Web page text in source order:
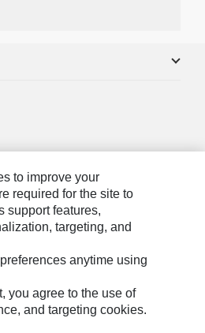
to improve your
required for the site to
support features,
targeting, and
anytime using
you agree to the use of
and targeting cookies.